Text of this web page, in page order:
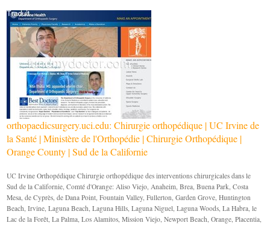
orthopaedicsurgery.uci.edu: Chirurgie orthopédique | UC Irvine de
la Santé | Ministère de l'Orthopédie | Chirurgie Orthopédique |
Orange County | Sud de la Californie
UC Irvine Orthopédique Chirurgie orthopédique des interventions chirurgicales dans le
Sud de la Californie, Comté d'Orange: Aliso Viejo, Anaheim, Brea, Buena Park, Costa
Mesa, de Cyprès, de Dana Point, Fountain Valley, Fullerton, Garden Grove, Huntington
Beach, Irvine, Laguna Beach, Laguna Hills, Laguna Niguel, Laguna Woods, La Habra, le
Lac de la Forêt, La Palma, Los Alamitos, Mission Viejo, Newport Beach, Orange, Placentia,